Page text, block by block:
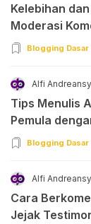
Kelebihan
Moderasi
Blogging Dasar
Alfi
Tips Menulis
Pemula
Blogging Dasar
Alfi
Cara
Jejak